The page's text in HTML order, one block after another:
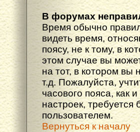
В форумах
Время обычно
видеть время,
поясу, не к тому, в
этом случае вы
на тот, в котором вы
т.д. Пожалуйста,
часового пояса, как
настроек,
пользователем.
Вернуться к началу